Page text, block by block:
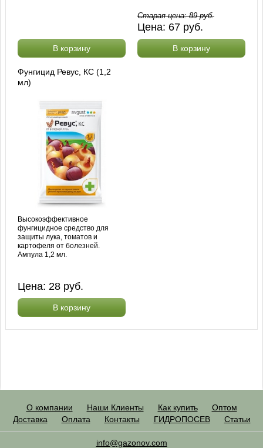
В корзину
Старая цена:89руб.
Цена: 67 руб.
В корзину
Фунгицид Ревус, КС (1,2
мл)
Высокоэффективное
фунгицидное средство для
защиты лука, томатов и
картофеля от болезней.
Ампула 1,2 мл.
Цена: 28 руб.
В корзину
О компании Наши Клиенты Как купить
Оптом
Доставка
Оплата Контакты ГИДРОПОСЕВ Статьи
info@gazonov.com